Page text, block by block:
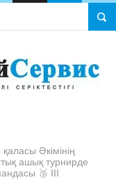
Әкімінің
ашық турнирде
🥉 III